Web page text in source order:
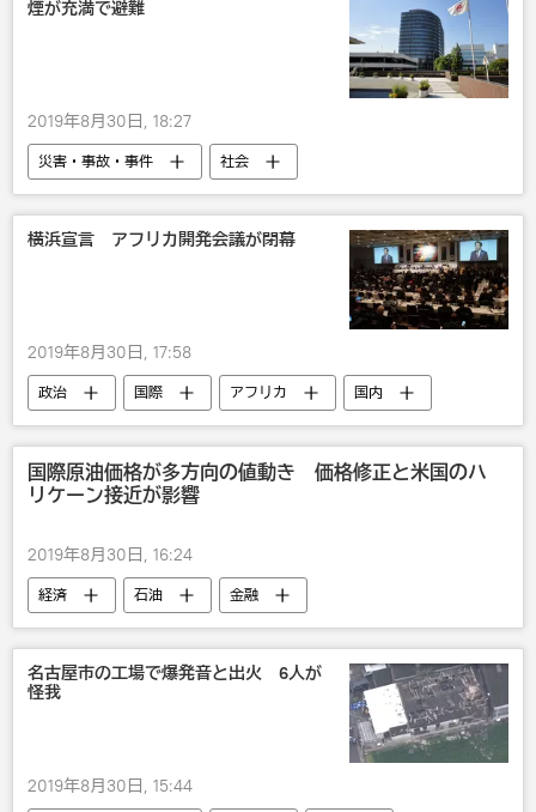
煙が充満で避難
2019年8月30日, 18:27
災害・事故・事件 社会
横浜宣言 アフリカ開発会議が閉幕
2019年8月30日, 17:58
政治 国際 アフリカ 国内
国際原油価格が多方向の値動き 価格修正と米国のハ
リケーン接近が影響
2019年8月30日, 16:24
経済 石油 金融
名古屋市の工場で爆発音と出火 6人が
怪我
2019年8月30日, 15:44